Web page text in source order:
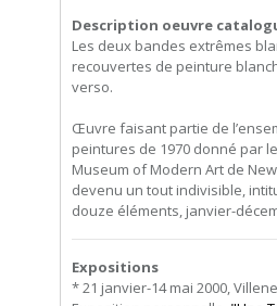
Description oeuvre
Les deux bandes extrêmes
recouvertes de peinture
verso.
Œuvre faisant partie de
peintures de 1970 donné par
Museum of Modern Art de
devenu un tout indivisible,
douze éléments, janvier-
Expositions
* 21 janvier-14 mai 2000,